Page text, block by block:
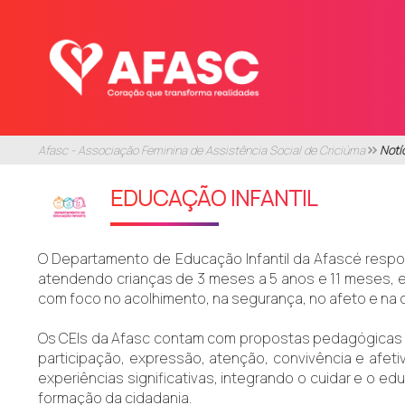
Afasc - Associação Feminina de Assistência Social de Criciúma
EDUCAÇÃO INFANTIL
O Departamento de Educação Infantil da Afascé
atendendo crianças de 3 meses a 5 anos e 11
com foco no acolhimento, na segurança, no afeto e
Os CEIs da Afasc contam com propostas
participação, expressão, atenção, convivência e
experiências significativas, integrando o cuidar e o
formação da cidadania.